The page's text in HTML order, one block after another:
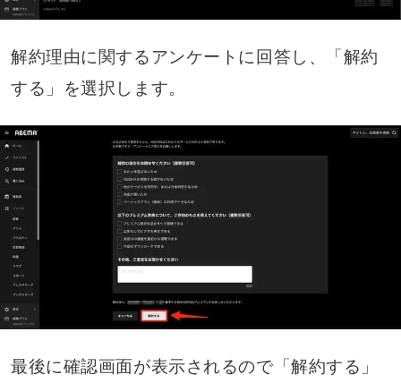
解約理由に関するアンケートに回答し、「解約
する」を選択します。
最後に確認画面が表示されるので「解約する」